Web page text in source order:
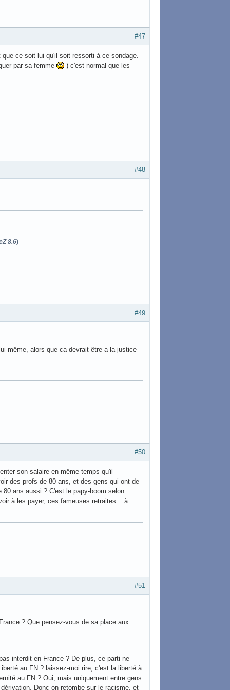
#47
ce soit lui qu'il soit ressorti à ce sondage.
par sa femme
) c'est normal que les
#48
8.6)
#49
même, alors que ca devrait être a la justice
#50
son salaire en même temps qu'il
des profs de 80 ans, et des gens qui ont de
ans aussi ? C'est le papy-boom selon
à les payer, ces fameuses retraites... à
#51
? Que pensez-vous de sa place aux
interdit en France ? De plus, ce parti ne
au FN ? laissez-moi rire, c'est la liberté à
au FN ? Oui, mais uniquement entre gens
Donc on retombe sur le racisme, et